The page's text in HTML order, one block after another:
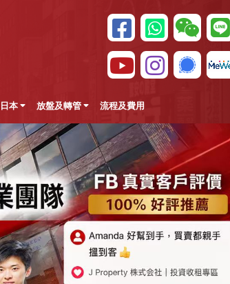
本 放盤及轉管 流程及費用